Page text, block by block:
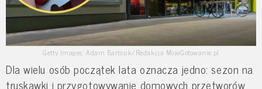
Getty Images, Adam Bartosik/Redakcja MojeGotowanie.pl
Dla wielu osób początek lata oznacza jedno: sezon na
truskawki i przygotowywanie domowych przetworów.